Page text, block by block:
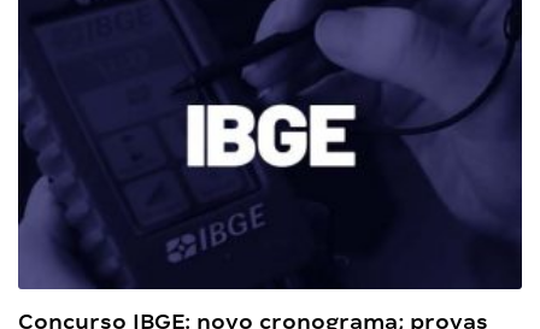
Concurso IBGE: novo cronograma; provas